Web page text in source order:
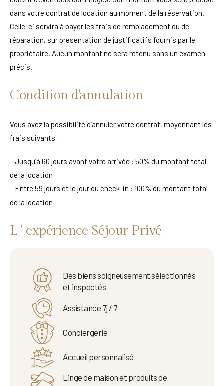
dans votre contrat de location au moment de la réservation.
Celle-ci servira à payer les frais de remplacement ou de
réparation, sur présentation de justificatifs fournis par le
propriétaire. Aucun montant ne sera retenu sans un examen
précis.
Condition d'annulation
Vous avez la possibilité d’annuler votre contrat, moyennant les
frais suivants :
– Jusqu’à 60 jours avant votre arrivée : 50% du montant total
de la location
– Entre 59 jours et le jour du check-in : 100% du montant total
de la location
L ' expérience Séjour Privé
Des biens soigneusement sélectionnés
et inspectés
Assistance 7j / 7
Conciergerie
Accueil personnalisé
Linge de maison et produits de